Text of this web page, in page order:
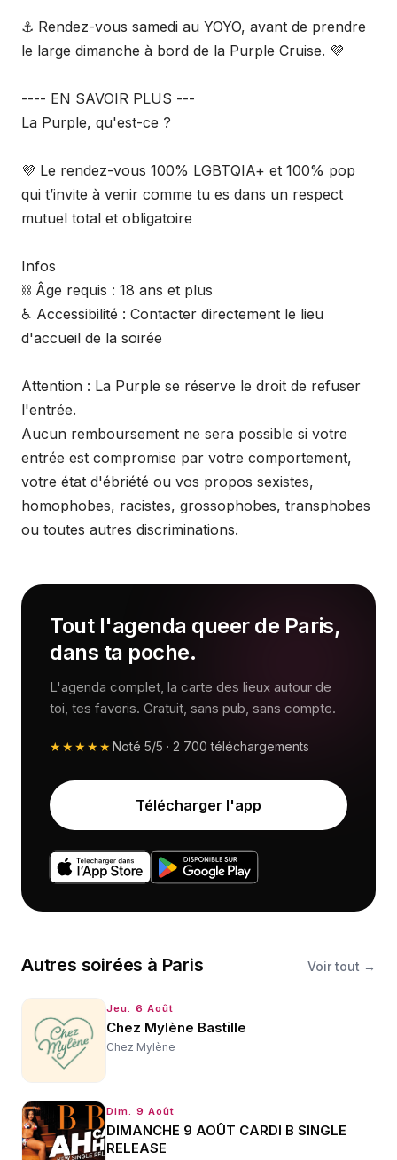
⚓ Rendez-vous samedi au YOYO, avant de prendre
le large dimanche à bord de la Purple Cruise. 💜
---- EN SAVOIR PLUS ---
La Purple, qu'est-ce ?
💜 Le rendez-vous 100% LGBTQIA+ et 100% pop
qui t’invite à venir comme tu es dans un respect
mutuel total et obligatoire
Infos
⛓️ Âge requis : 18 ans et plus
♿ Accessibilité : Contacter directement le lieu
d'accueil de la soirée
Attention : La Purple se réserve le droit de refuser
l'entrée.
Aucun remboursement ne sera possible si votre
entrée est compromise par votre comportement,
votre état d'ébriété ou vos propos sexistes,
homophobes, racistes, grossophobes, transphobes
ou toutes autres discriminations.
Tout l'agenda queer de Paris,
dans ta poche.
L'agenda complet, la carte des lieux autour de
toi, tes favoris. Gratuit, sans pub, sans compte.
★★★★★Noté 5/5 · 2 700 téléchargements
Télécharger l'app
Autres soirées à Paris Voir tout →
Jeu. 6 Août
Chez Mylène Bastille
Chez Mylène
Dim. 9 Août
DIMANCHE 9 AOÛT CARDI B SINGLE
RELEASE